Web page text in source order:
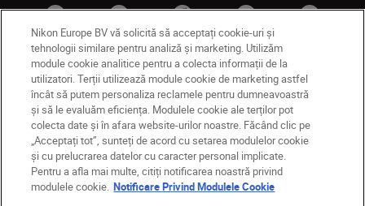
MD Nikon Sites
Contactaţi-ne
Politică de confidențialitate
Termeni de utilizare
Notificare privind modulele cookie
Setări cookie
© 2026 Nikon
Nikon Europe BV vă solicită să acceptați cookie-uri și
tehnologii similare pentru analiză și marketing. Utilizăm
module cookie analitice pentru a colecta informații de la
utilizatori. Terții utilizează module cookie de marketing astfel
încât să putem personaliza reclamele pentru dumneavoastră
și să le evaluăm eficiența. Modulele cookie ale terților pot
colecta date și în afara website-urilor noastre. Făcând clic pe
„Acceptați tot”, sunteți de acord cu setarea modulelor cookie
și cu prelucrarea datelor cu caracter personal implicate.
Pentru a afla mai multe, citiți notificarea noastră privind
modulele cookie. Notificare Privind Modulele Cookie